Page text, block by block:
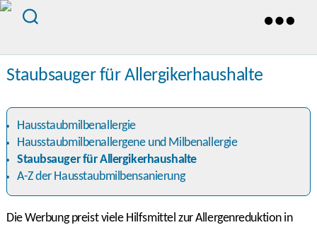
Staubsauger für Allergikerhaushalte
Hausstaubmilbenallergie
Hausstaubmilbenallergene und Milbenallergie
Staubsauger für Allergikerhaushalte
A-Z der Hausstaubmilbensanierung
Die Werbung preist viele Hilfsmittel zur Allergenreduktion in